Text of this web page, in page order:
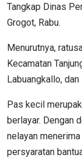
Tangkap Dinas
Grogot, Rabu.
Menurutnya,
Kecamatan
Labuangkallo,
Pas kecil
berlayar. Dengan
nelayan
persyaratan